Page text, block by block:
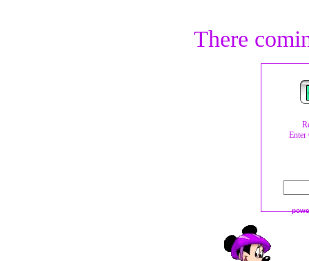
There
Enter